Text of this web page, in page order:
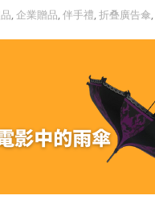
, 企業贈品, 伴手禮, 折叠廣告傘,